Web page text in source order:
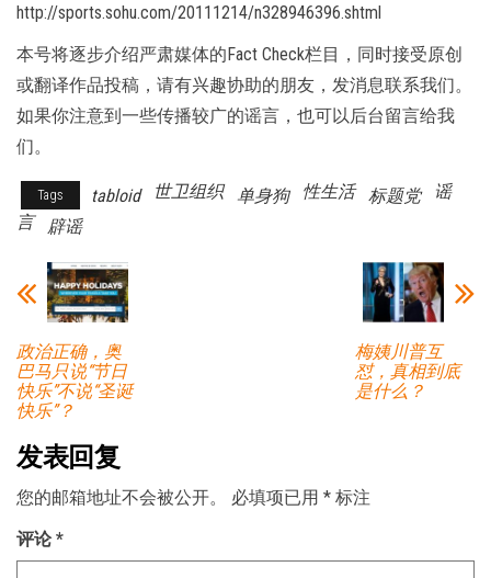
http://sports.sohu.com/20111214/n328946396.shtml
本号将逐步介绍严肃媒体的Fact Check栏目，同时接受原创
或翻译作品投稿，请有兴趣协助的朋友，发消息联系我们。
如果你注意到一些传播较广的谣言，也可以后台留言给我
们。
Tags tabloid 世卫组织 单身狗 性生活 标题党
谣
言
辟谣
政治正确，奥
巴马只说“节日
快乐”不说“圣诞
快乐”？
梅姨川普互
怼，真相到底
是什么？
发表回复
您的邮箱地址不会被公开。 必填项已用 * 标注
评论*